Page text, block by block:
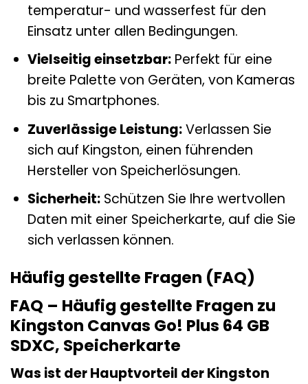
temperatur- und wasserfest für den
Einsatz unter allen Bedingungen.
Vielseitig einsetzbar:Perfekt für eine
breite Palette von Geräten, von Kameras
bis zu Smartphones.
Zuverlässige Leistung:Verlassen Sie
sich auf Kingston, einen führenden
Hersteller von Speicherlösungen.
Sicherheit:Schützen Sie Ihre wertvollen
Daten mit einer Speicherkarte, auf die Sie
sich verlassen können.
Häufig gestellte Fragen (FAQ)
FAQ – Häufig gestellte Fragen zu
Kingston Canvas Go! Plus 64 GB
SDXC, Speicherkarte
Was ist der Hauptvorteil der Kingston